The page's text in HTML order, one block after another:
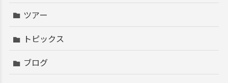
ツアー
トピックス
ブログ